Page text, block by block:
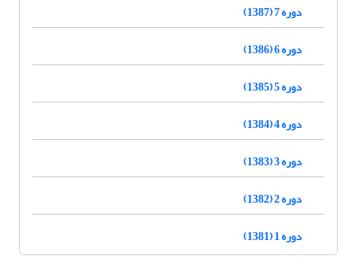
دوره 7 (1387)
دوره 6 (1386)
دوره 5 (1385)
دوره 4 (1384)
دوره 3 (1383)
دوره 2 (1382)
دوره 1 (1381)